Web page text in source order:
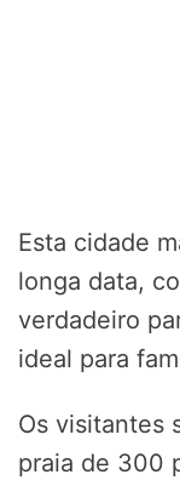
Esta cidade
longa data,
verdadeiro
ideal para
Os visitantes
praia de 300